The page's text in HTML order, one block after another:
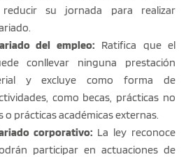
su jornada para realizar
del empleo: Ratifica que el
conllevar ninguna prestación
y excluye como forma de
como becas, prácticas no
o prácticas académicas externas.
corporativo: La ley reconoce
participar en actuaciones de